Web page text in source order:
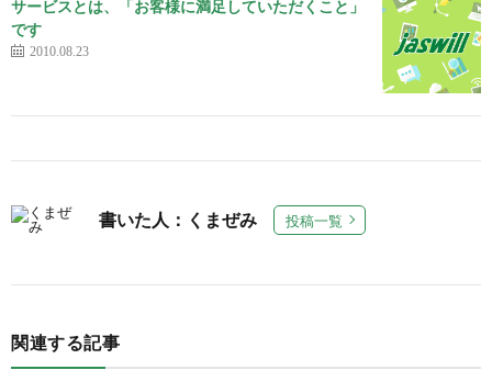
サービスとは、「お客様に満足していただくこと」
です
2010.08.23
書いた人：くまぜみ 投稿一覧
関連する記事